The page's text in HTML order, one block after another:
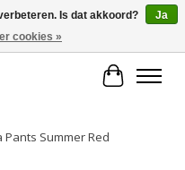
Summer Red
Is dat akkoord?
Ja
cookies »